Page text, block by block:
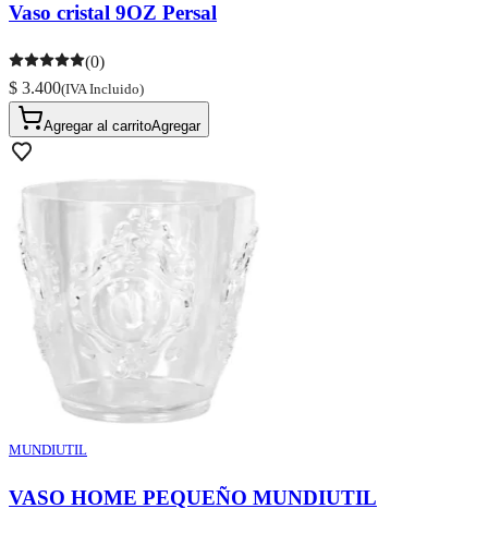
Vaso cristal 9OZ Persal
(0)
$ 3.400(IVA Incluido)
Agregar al carritoAgregar
MUNDIUTIL
VASO HOME PEQUEÑO MUNDIUTIL